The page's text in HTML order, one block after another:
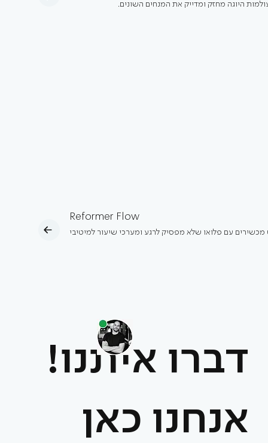
היוגה מחזק ומדייק את המנחים השונים.
Reformer Flow
מכשירים עם פלואו שלא מפסיק לרגע ומערכי שיעור למיטיבי
דברו איתנו!
אנחנו כאן